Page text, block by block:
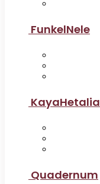
FunkelNele
KayaHetalia
Quadernum